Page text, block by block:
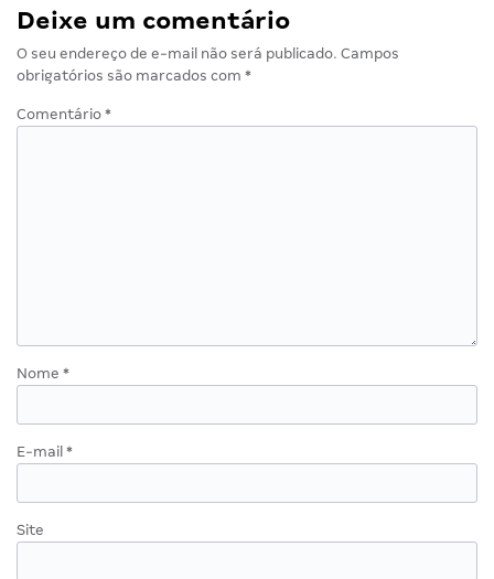
Deixe um comentário
O seu endereço de e-mail não será publicado. Campos
obrigatórios são marcados com *
Comentário *
Nome *
E-mail *
Site